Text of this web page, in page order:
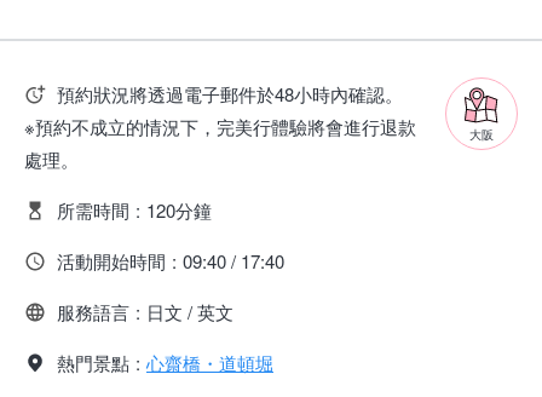
大阪
預約狀況將透過電子郵件於48小時內確認。
※預約不成立的情況下，完美行體驗將會進行退款
處理。
所需時間 : 120分鐘
活動開始時間 : 09:40 / 17:40
服務語言 : 日文 / 英文
熱門景點 : 心齋橋・道頓堀